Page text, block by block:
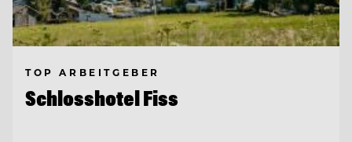
TOP ARBEITGEBER
Schlosshotel Fiss